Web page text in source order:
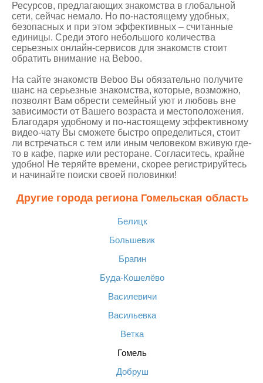
Ресурсов, предлагающих знакомства в глобальной
сети, сейчас немало. Но по-настоящему удобных,
безопасных и при этом эффективных – считанные
единицы. Среди этого небольшого количества
серьезных онлайн-сервисов для знакомств стоит
обратить внимание на Beboo.
На сайте знакомств Beboo Вы обязательно получите
шанс на серьезные знакомства, которые, возможно,
позволят Вам обрести семейный уют и любовь вне
зависимости от Вашего возраста и местоположения.
Благодаря удобному и по-настоящему эффективному
видео-чату Вы сможете быстро определиться, стоит
ли встречаться с тем или иным человеком вживую где-
то в кафе, парке или ресторане. Согласитесь, крайне
удобно! Не теряйте времени, скорее регистрируйтесь
и начинайте поиски своей половинки!
Другие города региона Гомельская область
Белицк
Большевик
Брагин
Буда-Кошелёво
Василевичи
Васильевка
Ветка
Гомель
Добруш